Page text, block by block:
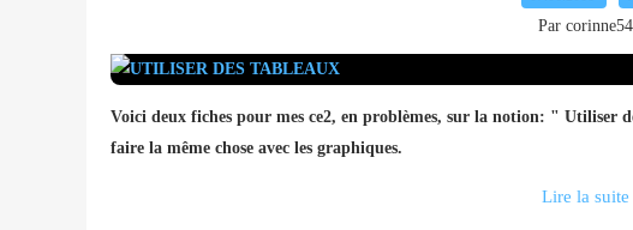
Par corinne54
Voici deux fiches pour mes ce2, en problèmes, sur la notion: " Utiliser
faire la même chose avec les graphiques.
Lire la suite